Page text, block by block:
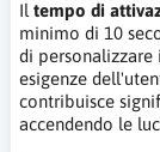
Il tempo di
minimo di 10
di
esigenze
contribuisce
accendendo le